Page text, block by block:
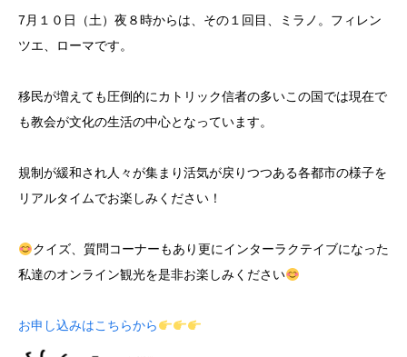
7月１０日（土）夜８時からは、その１回目、ミラノ。フィレン
ツエ、ローマです。
移民が増えても圧倒的にカトリック信者の多いこの国では現在で
も教会が文化の生活の中心となっています。
規制が緩和され人々が集まり活気が戻りつつある各都市の様子を
リアルタイムでお楽しみください！
クイズ、質問コーナーもあり更にインターラクテイブになった
私達のオンライン観光を是非お楽しみください
お申し込みはこちらから